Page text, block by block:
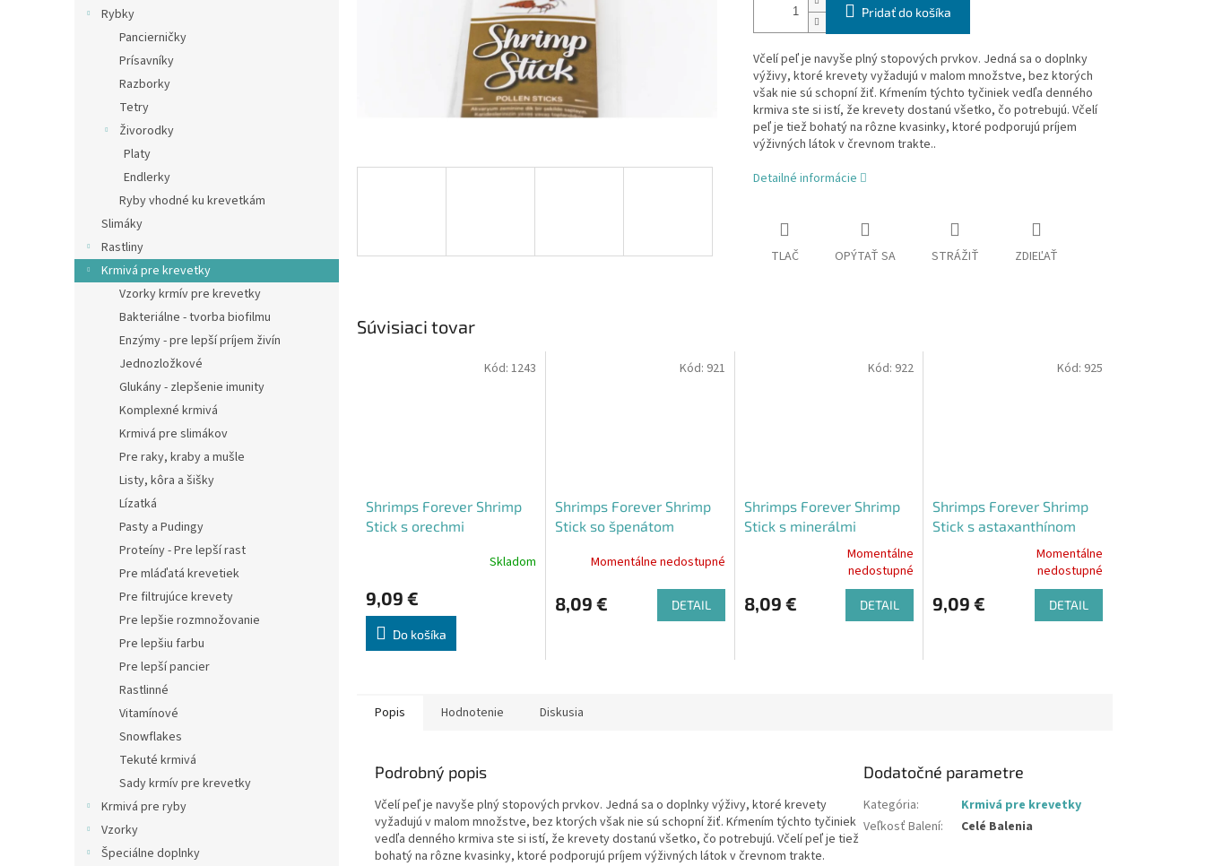
Rybky
Pancierničky
Prísavníky
Razborky
Tetry
Živorodky
Platy
Endlerky
Ryby vhodné ku krevetkám
Slimáky
Rastliny
Krmivá pre krevetky
Vzorky krmív pre krevetky
Bakteriálne - tvorba biofilmu
Enzýmy - pre lepší príjem živín
Jednozložkové
Glukány - zlepšenie imunity
Komplexné krmivá
Krmivá pre slimákov
Pre raky, kraby a mušle
Listy, kôra a šišky
Lízatká
Pasty a Pudingy
Proteíny - Pre lepší rast
Pre mláďatá krevetiek
Pre filtrujúce krevety
Pre lepšie rozmnožovanie
Pre lepšiu farbu
Pre lepší pancier
Rastlinné
Vitamínové
Snowflakes
Tekuté krmivá
Sady krmív pre krevetky
Krmivá pre ryby
Vzorky
Špeciálne doplnky
Pridať do košíka
Včelí peľ je navyše plný stopových prvkov. Jedná sa o doplnky
výživy, ktoré krevety vyžadujú v malom množstve, bez ktorých
však nie sú schopní žiť. Kŕmením týchto tyčiniek vedľa denného
krmiva ste si istí, že krevety dostanú všetko, čo potrebujú. Včelí
peľ je tiež bohatý na rôzne kvasinky, ktoré podporujú príjem
výživných látok v črevnom trakte..
Detailné informácie
TLAČ OPÝTAŤ SA STRÁŽIŤ ZDIEĽAŤ
Súvisiaci tovar
Shrimps Forever Shrimp
Stick s orechmi
Skladom
9,09 €
Do košíka
Kód: 1243
Shrimps Forever Shrimp
Stick so špenátom
Momentálne nedostupné
8,09 € DETAIL
Kód: 921
Shrimps Forever Shrimp
Stick s minerálmi
produktu
je
Momentálne
nedostupné
8,09 € DETAIL
Kód: 922
Shrimps Forever Shrimp
Stick s astaxanthínom
produktu
je
Momentálne
nedostupné
9,09 € DETAIL
Kód: 925
Popis Hodnotenie Diskusia
Podrobný popis
Včelí peľ je navyše plný stopových prvkov. Jedná sa o doplnky výživy, ktoré krevety
vyžadujú v malom množstve, bez ktorých však nie sú schopní žiť. Kŕmením týchto tyčiniek
vedľa denného krmiva ste si istí, že krevety dostanú všetko, čo potrebujú. Včelí peľ je tiež
bohatý na rôzne kvasinky, ktoré podporujú príjem výživných látok v črevnom trakte.
Dodatočné parametre
Kategória:
Krmivá pre krevetky
Veľkosť Balení: Celé Balenia